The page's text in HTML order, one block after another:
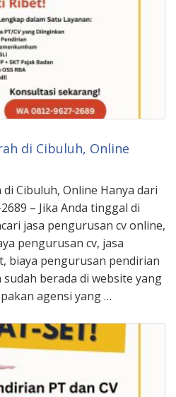
di Cibuluh, Online
di Cibuluh, Online Hanya dari
– Jika Anda tinggal di
jasa pengurusan cv online,
pengurusan cv, jasa
biaya pengurusan pendirian
berada di website yang
agensi yang …